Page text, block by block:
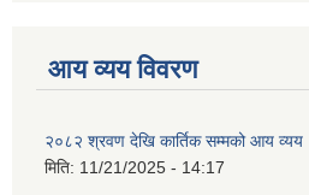
आय व्यय विवरण
२०८२ श्रवण देखि कार्तिक सम्मको आय व्यय
मिति: 11/21/2025 - 14:17